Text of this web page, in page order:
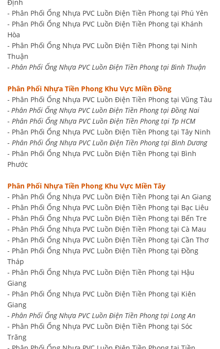
Định
- Phân Phối Ống Nhựa PVC Luồn Điện Tiền Phong tại Phú Yên
- Phân Phối Ống Nhựa PVC Luồn Điện Tiền Phong tại Khánh
Hòa
- Phân Phối Ống Nhựa PVC Luồn Điện Tiền Phong tại Ninh
Thuận
- Phân Phối Ống Nhựa PVC Luồn Điện Tiền Phong tại Bình Thuận
Phân Phối Nhựa Tiền Phong Khu Vực Miền Đồng
- Phân Phối Ống Nhựa PVC Luồn Điện Tiền Phong tại Vũng Tàu
- Phân Phối Ống Nhựa PVC Luồn Điện Tiền Phong tại Đồng Nai
- Phân Phối Ống Nhựa PVC Luồn Điện Tiền Phong tại Tp HCM
- Phân Phối Ống Nhựa PVC Luồn Điện Tiền Phong tại Tây Ninh
- Phân Phối Ống Nhựa PVC Luồn Điện Tiền Phong tại Bình Dương
- Phân Phối Ống Nhựa PVC Luồn Điện Tiền Phong tại Bình
Phước
Phân Phối Nhựa Tiền Phong Khu Vực Miền Tây
- Phân Phối Ống Nhựa PVC Luồn Điện Tiền Phong tại An Giang
- Phân Phối Ống Nhựa PVC Luồn Điện Tiền Phong tại Bạc Liêu
- Phân Phối Ống Nhựa PVC Luồn Điện Tiền Phong tại Bến Tre
- Phân Phối Ống Nhựa PVC Luồn Điện Tiền Phong tại Cà Mau
- Phân Phối Ống Nhựa PVC Luồn Điện Tiền Phong tại Cần Thơ
- Phân Phối Ống Nhựa PVC Luồn Điện Tiền Phong tại Đồng
Tháp
- Phân Phối Ống Nhựa PVC Luồn Điện Tiền Phong tại Hậu
Giang
- Phân Phối Ống Nhựa PVC Luồn Điện Tiền Phong tại Kiên
Giang
- Phân Phối Ống Nhựa PVC Luồn Điện Tiền Phong tại Long An
- Phân Phối Ống Nhựa PVC Luồn Điện Tiền Phong tại Sóc
Trăng